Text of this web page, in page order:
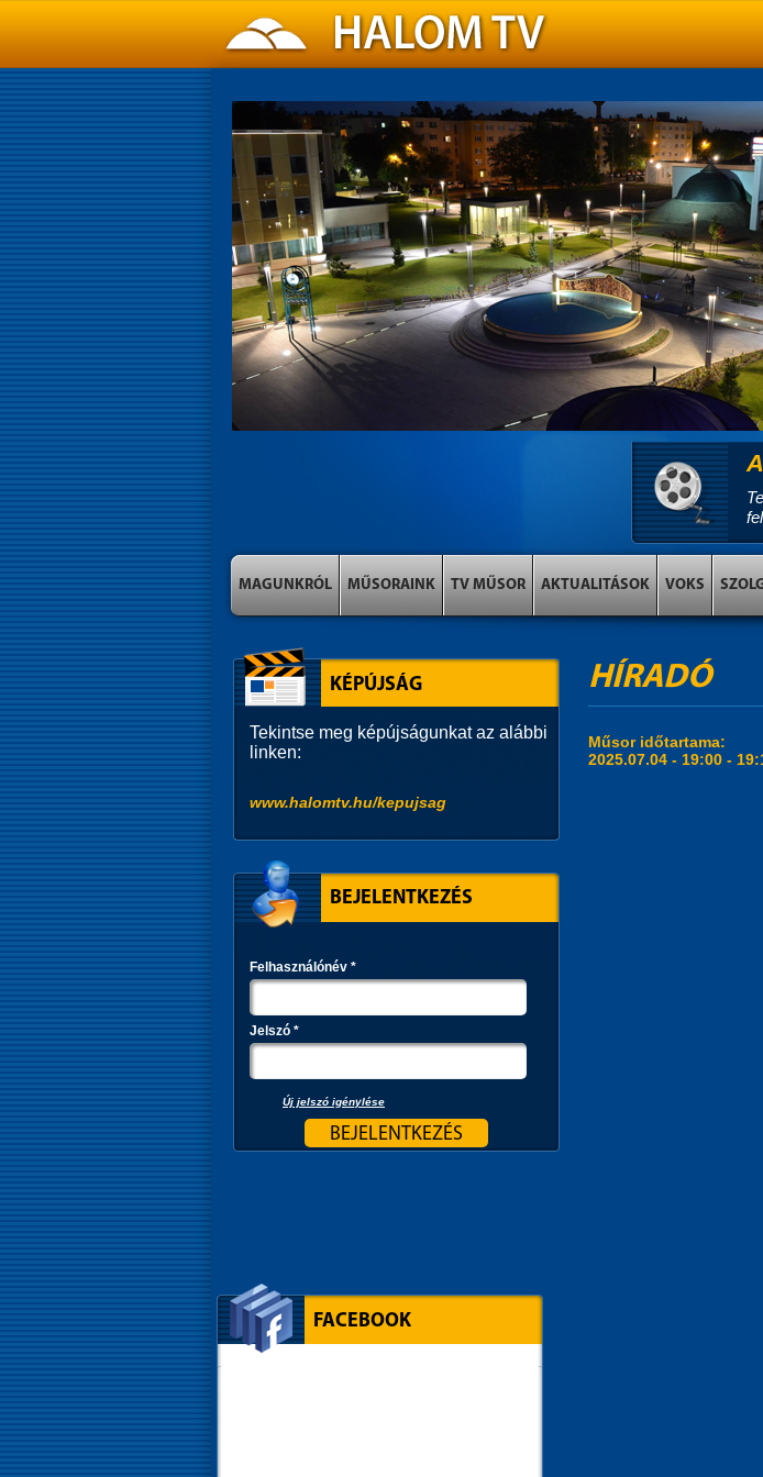
MAGUNKRÓL MŰSORAINK TV MŰSOR AKTUALITÁSOK VOKS
HÍRADÓ
Műsor időtartama:
2025.07.04 - 19:00 -
KÉPÚJSÁG
Tekintse meg képújságunkat az alábbi
linken:
www.halomtv.hu/kepujsag
BEJELENTKEZÉS
Felhasználónév *
Jelszó *
Új jelszó igénylése
FACEBOOK